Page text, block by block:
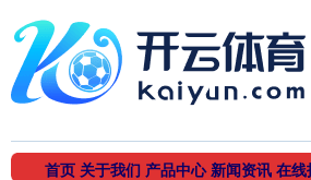
首页 关于我们 产品中心 新闻资讯 在线